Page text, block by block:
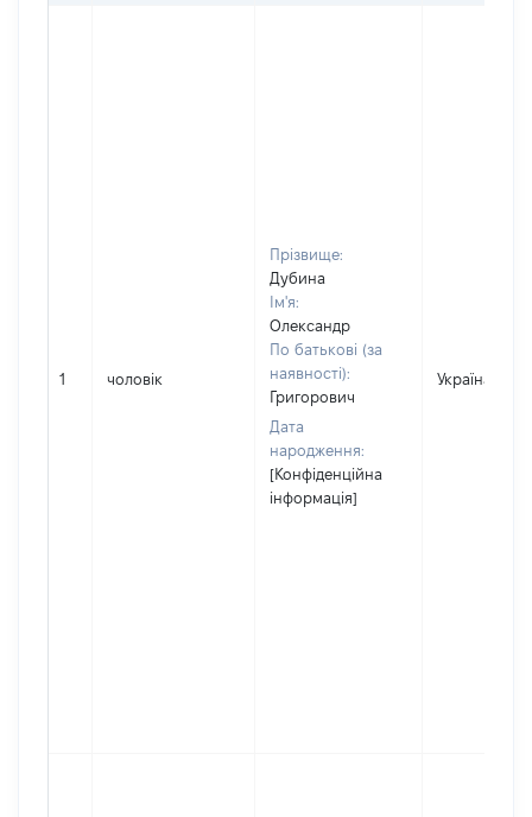
1 чоловік
Прізвище:
Дубина
Ім'я:
Олександр
По батькові (за
наявності):
Григорович
Дата
народження:
[Конфіденційна
інформація]
Україна